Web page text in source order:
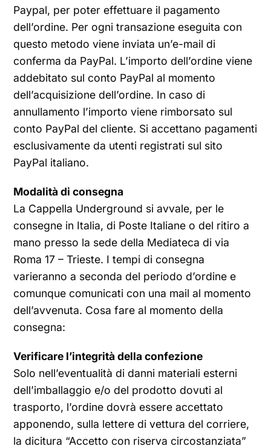
Paypal, per poter effettuare il pagamento
dell’ordine. Per ogni transazione eseguita con
questo metodo viene inviata un’e-mail di
conferma da PayPal. L’importo dell’ordine viene
addebitato sul conto PayPal al momento
dell’acquisizione dell’ordine. In caso di
annullamento l’importo viene rimborsato sul
conto PayPal del cliente. Si accettano pagamenti
esclusivamente da utenti registrati sul sito
PayPal italiano.
Modalità di consegna
La Cappella Underground si avvale, per le
consegne in Italia, di Poste Italiane o del ritiro a
mano presso la sede della Mediateca di via
Roma 17 – Trieste. I tempi di consegna
varieranno a seconda del periodo d’ordine e
comunque comunicati con una mail al momento
dell’avvenuta. Cosa fare al momento della
consegna:
Verificare l’integrità della confezione
Solo nell’eventualità di danni materiali esterni
dell’imballaggio e/o del prodotto dovuti al
trasporto, l’ordine dovrà essere accettato
apponendo, sulla lettere di vettura del corriere,
la dicitura “Accetto con riserva circostanziata”